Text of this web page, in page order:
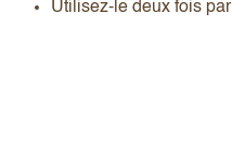
Utilisez-le deux fois